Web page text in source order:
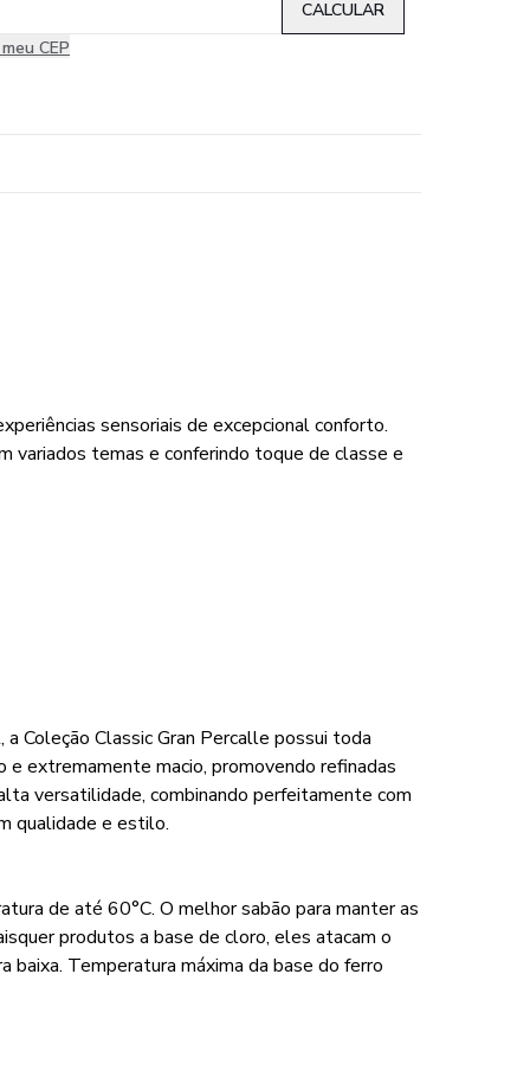
CEP
sensoriais de excepcional conforto.
variados temas e conferindo toque de classe e
Coleção Classic Gran Percalle possui toda
extremamente macio, promovendo refinadas
versatilidade, combinando perfeitamente com
qualidade e estilo.
de até 60°C. O melhor sabão para manter as
produtos a base de cloro, eles atacam o
Temperatura máxima da base do ferro